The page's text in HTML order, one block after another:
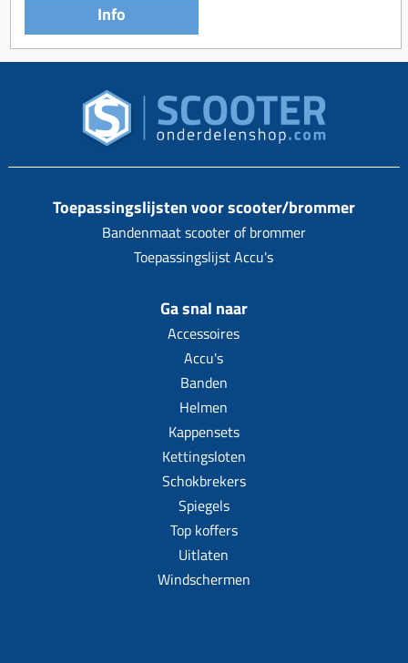
Info
Toepassingslijsten voor scooter/brommer
Bandenmaat scooter of brommer
Toepassingslijst Accu's
Ga snal naar
Accessoires
Accu's
Banden
Helmen
Kappensets
Kettingsloten
Schokbrekers
Spiegels
Top koffers
Uitlaten
Windschermen